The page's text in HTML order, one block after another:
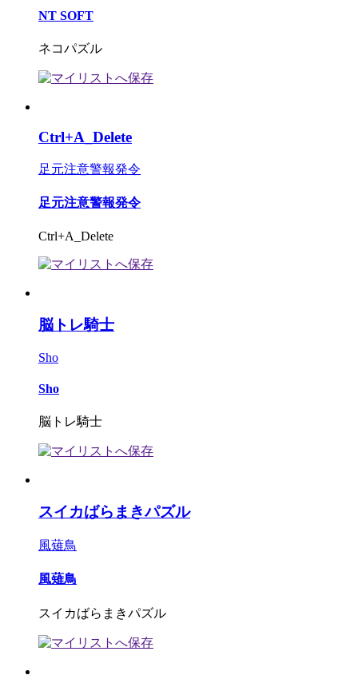
NT SOFT
ネコパズル
Ctrl+A_Delete
足元注意警報発令
足元注意警報発令
Ctrl+A_Delete
脳トレ騎士
Sho
Sho
脳トレ騎士
スイカばらまきパズル
風薙鳥
風薙鳥
スイカばらまきパズル